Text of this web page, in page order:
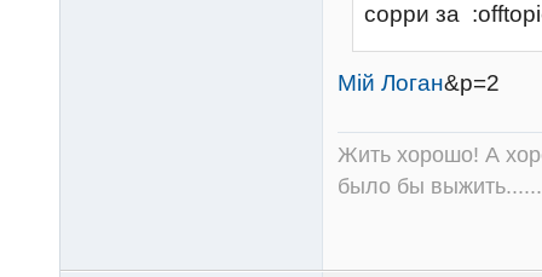
сорри за
Мій Логан&p=2
Жить хорошо! А
было бы